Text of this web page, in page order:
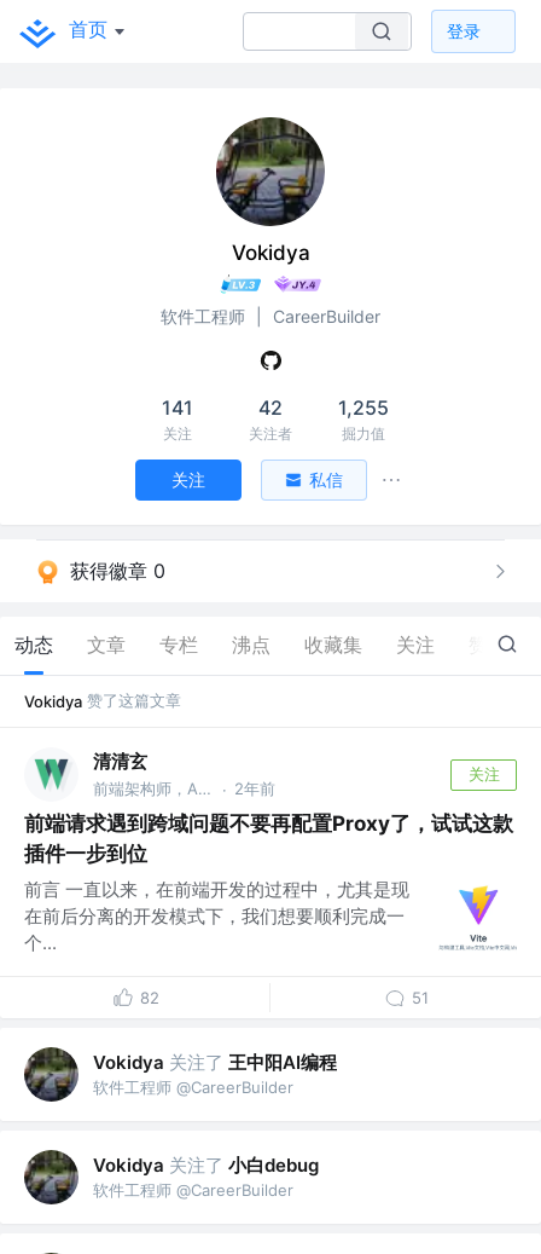
首页 登录
Vokidya
软件工程师 CareerBuilder
141
关注
42
关注者
1,255
掘力值
关注 私信
获得徽章 0
动态 文章 专栏 沸点 收藏集 关注 31
Vokidya 赞了这篇文章
清清玄
前端架构师，AdminWork开源框架作者 · 2年前
关注
前端请求遇到跨域问题不要再配置Proxy了，试试这款
插件一步到位
前言 一直以来，在前端开发的过程中，尤其是现
在前后分离的开发模式下，我们想要顺利完成一
个...
82 51
Vokidya 关注了 王中阳AI编程
软件工程师 @CareerBuilder
Vokidya 关注了 小白debug
软件工程师 @CareerBuilder